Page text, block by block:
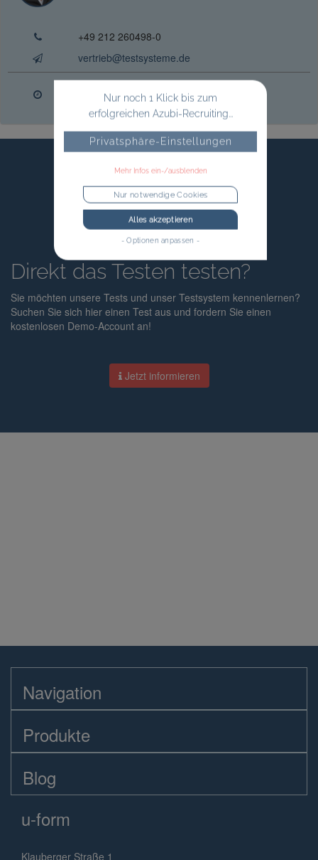
+49 212 260498-0
vertrieb@testsysteme.de
Mo. - Do. 08:00 - 16:30 Uhr
08:00 - 14:00 Uhr
Direkt das Testen testen?
Sie möchten unsere Tests und unser Testsystem kennenlernen?
Suchen Sie sich hier einen Test aus und fordern Sie einen
kostenlosen Demo-Account an!
Jetzt informieren
Navigation
Produkte
Blog
u-form
Klauberger Straße 1
Nur noch 1 Klick bis zum
erfolgreichen Azubi-Recruiting...
Privatsphäre-Einstellungen
Mehr Infos ein-/ausblenden
Nur notwendige Cookies
Alles akzeptieren
- Optionen anpassen -